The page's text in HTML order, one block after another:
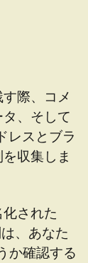
際、コメ
、そして
レスとブラ
収集しま
された
、あなた
か確認する